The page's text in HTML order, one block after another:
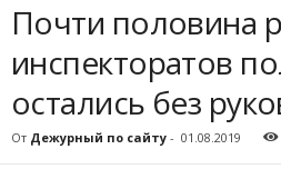
Почти половина
инспекторатов
остались без
От Дежурный по сайту - 01.08.2019